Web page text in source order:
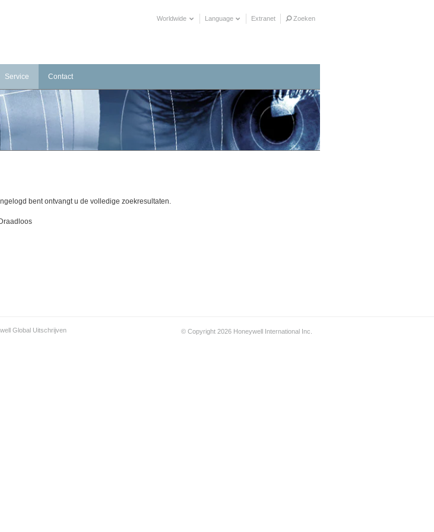
Worldwide Language Extranet Zoeken
Brandmeld-/Ontruimingsinstallaties
Service
Downloads
Serviceverlening
Agenda
Contact
Contactformulier
bent ontvangt u de volledige zoekresultaten.
Draadloos
Global Uitschrijven © Copyright 2026 Honeywell International Inc.